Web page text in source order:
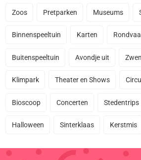
Zoos Pretparken Museums
Binnenspeeltuin Karten
Buitenspeeltuin Avondje uit
Klimpark Theater en Shows
Bioscoop Concerten Stedentrips
Halloween Sinterklaas Kerstmis